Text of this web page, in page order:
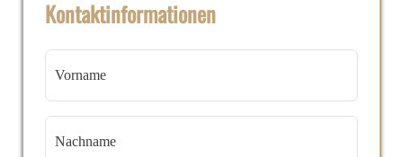
Kontaktinformationen